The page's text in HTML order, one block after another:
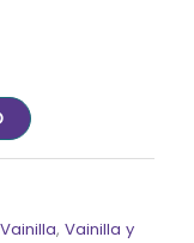
Vainilla, Vainilla y